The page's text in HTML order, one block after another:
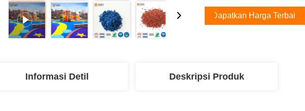
Dapatkan Harga Terbaik
Informasi Detil Deskripsi Produk